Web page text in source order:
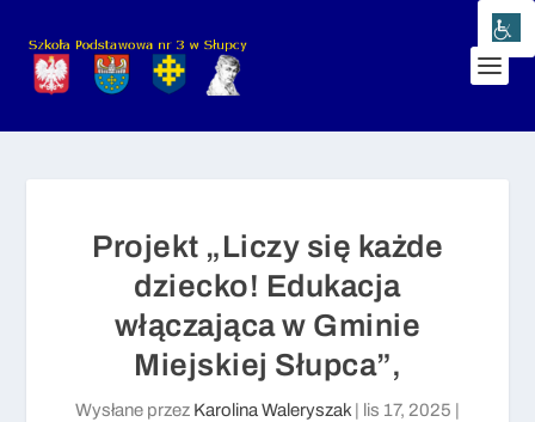
Projekt „Liczy się każde
dziecko! Edukacja
włączająca w Gminie
Miejskiej Słupca”,
Wysłane przez Karolina Waleryszak lis 17, 2025